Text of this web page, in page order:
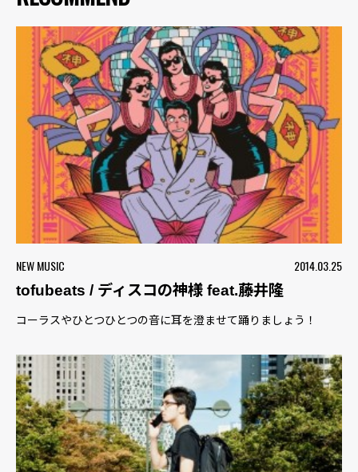
NEW MUSIC
2014.03.25
tofubeats / ディスコの神様 feat.藤井隆
コーラスやひとつひとつの音に耳を澄ませて踊りましょう！